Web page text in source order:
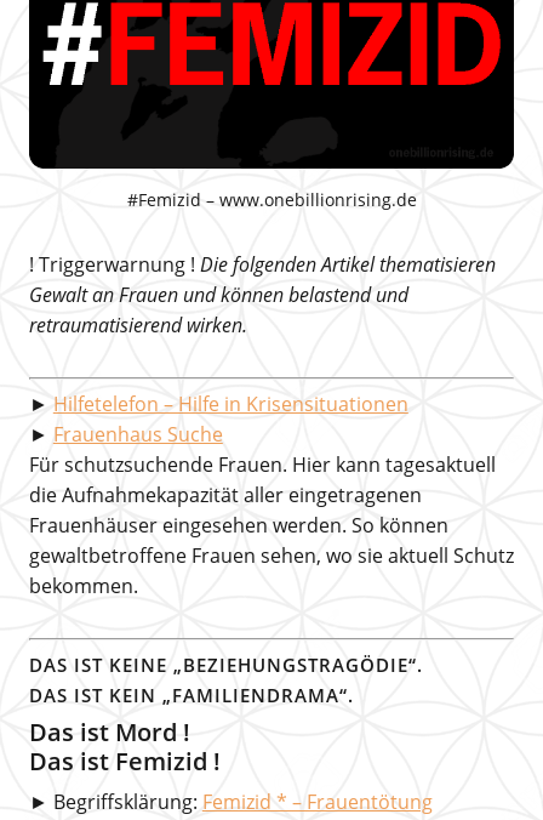
#Femizid – www.onebillionrising.de
! Triggerwarnung ! Die folgenden Artikel thematisieren
Gewalt an Frauen und können belastend und
retraumatisierend wirken.
► Hilfetelefon – Hilfe in Krisensituationen
► Frauenhaus Suche
Für schutzsuchende Frauen. Hier kann tagesaktuell
die Aufnahmekapazität aller eingetragenen
Frauenhäuser eingesehen werden. So können
gewaltbetroffene Frauen sehen, wo sie aktuell Schutz
bekommen.
DAS IST KEINE „BEZIEHUNGSTRAGÖDIE“.
DAS IST KEIN „FAMILIENDRAMA“.
Das ist Mord !
Das ist Femizid !
► Begriffsklärung: Femizid * – Frauentötung